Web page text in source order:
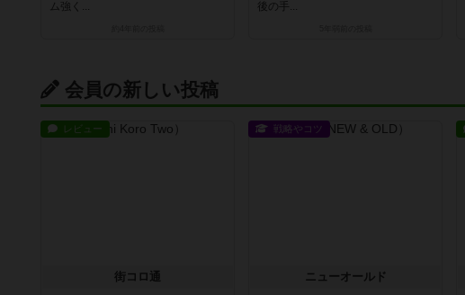
ム強く...
後の手...
会員の新しい投稿
レビュー
街コロ通
戦略やコツ
ニューオールド